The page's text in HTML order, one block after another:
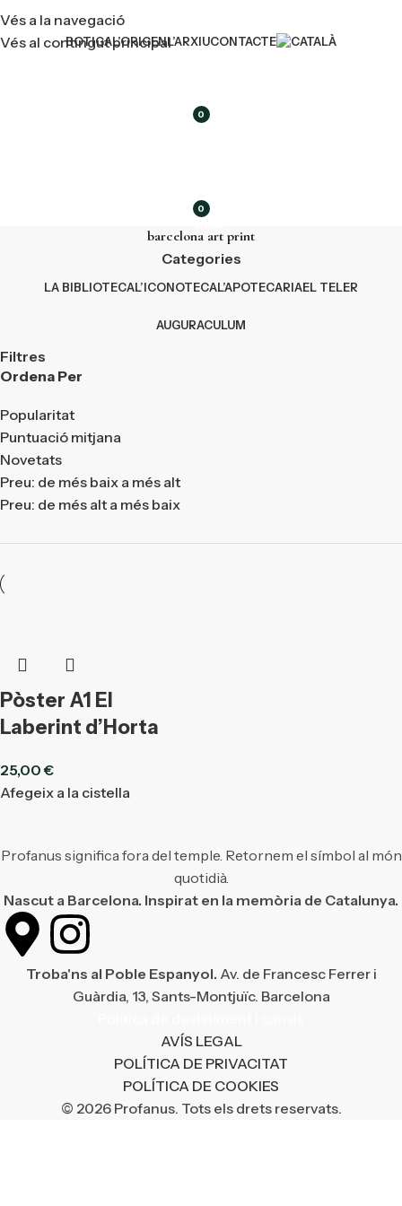
Vés a la navegació
Vés al contingut principal
BOTIGAL’ORIGENL’ARXIUCONTACTE
0
0
barcelona art print
Categories
LA BIBLIOTECAL’ICONOTECAL’APOTECARIAEL TELER
AUGURACULUM
Filtres
Ordena Per
Popularitat
Puntuació mitjana
Novetats
Preu: de més baix a més alt
Preu: de més alt a més baix
Pòster A1 El
Laberint d’Horta
25,00€
Afegeix a la cistella
Profanus significa fora del temple. Retornem el símbol al món
quotidià.
Nascut a Barcelona. Inspirat en la memòria de Catalunya.
Troba'ns al Poble Espanyol. Av. de Francesc Ferrer i
Guàrdia, 13, Sants-Montjuïc. Barcelona
AVÍS LEGAL
POLÍTICA DE PRIVACITAT
POLÍTICA DE COOKIES
© 2026 Profanus. Tots els drets reservats.